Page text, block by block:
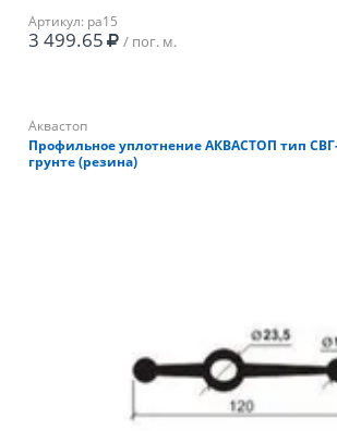
Артикул: pa15
3 499.65 / пог. м.
Аквастоп
Профильное уплотнение АКВАСТОП тип СВГ-
грунте (резина)